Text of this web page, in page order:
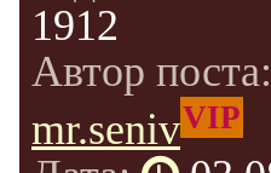
1912
Автор
mr.senivVIP